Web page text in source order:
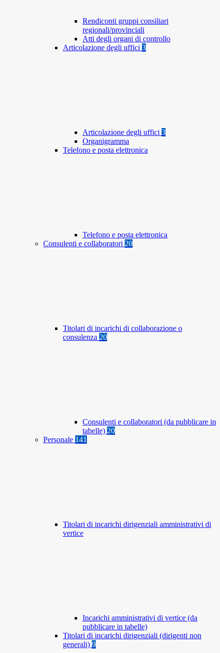
Rendiconti gruppi consiliari
regionali/provinciali
Atti degli organi di controllo
Articolazione degli uffici 3
Articolazione degli uffici 3
Organigramma
Telefono e posta elettronica
Telefono e posta elettronica
Consulenti e collaboratori 20
Titolari di incarichi di collaborazione o
consulenza 20
Consulenti e collaboratori (da pubblicare in
tabelle) 20
Personale 141
Titolari di incarichi dirigenziali amministrativi di
vertice
Incarichi amministrativi di vertice (da
pubblicare in tabelle)
Titolari di incarichi dirigenziali (dirigenti non
generali) 9